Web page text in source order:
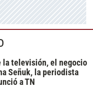
la televisión, el negocio
Señuk, la periodista
a TN